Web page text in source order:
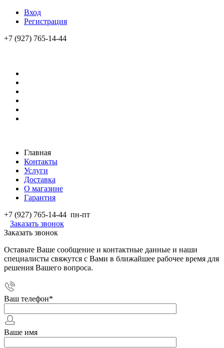
Вход
Регистрация
+7 (927) 765-14-44
Главная
Контакты
Услуги
Доставка
О магазине
Гарантия
+7 (927) 765-14-44 пн-пт
Заказать звонок
Заказать звонок
Оставьте Ваше сообщение и контактные данные и наши
специалисты свяжутся с Вами в ближайшее рабочее время для
решения Вашего вопроса.
Ваш телефон*
Ваше имя